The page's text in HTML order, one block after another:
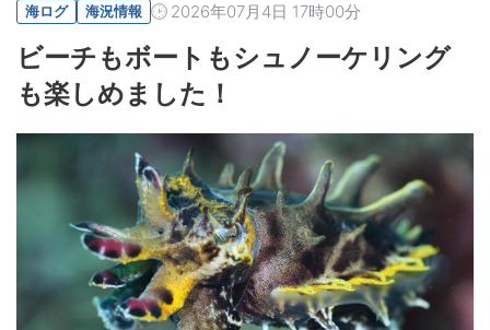
海ログ 海況情報 2026年07月4日 17時00分
ビーチもボートもシュノーケリング
も楽しめました！